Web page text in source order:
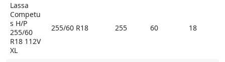
Lassa
Competu
s H/P
255/60
R18 112V
XL
255/60 R18 255 60 18